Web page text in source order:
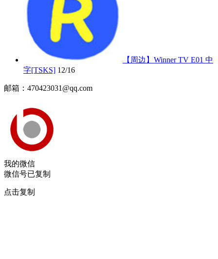
【周边】Winner TV E01 中
字[TSKS] 12/16
邮箱：470423031@qq.com
我的微信
微信号已复制
点击复制